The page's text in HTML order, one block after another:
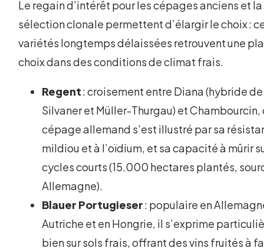
Le regain d’intérêt pour les cépages anciens et la
sélection clonale permettent d’élargir le choix :
variétés longtemps délaissées retrouvent une
choix dans des conditions de climat frais.
Regent: croisement entre Diana (hybride de
Silvaner et Müller-Thurgau) et Chambourcin,
cépage allemand s’est illustré par sa
mildiou et à l’oïdium, et sa capacité à mûrir
cycles courts (15.000 hectares plantés,
Allemagne).
Blauer Portugieser: populaire en
Autriche et en Hongrie, il s’exprime
bien sur sols frais, offrant des vins fruités à